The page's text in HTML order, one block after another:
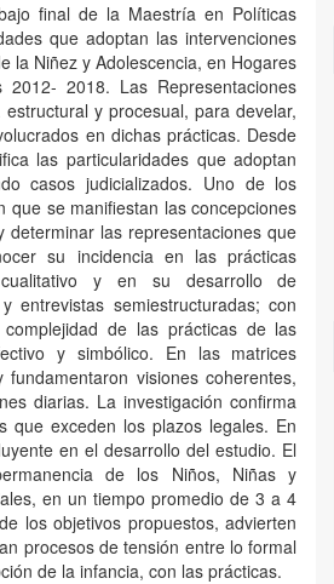
final de la Maestría en Políticas
que adoptan las intervenciones
la Niñez y Adolescencia, en Hogares
2018. Las Representaciones
y procesual, para develar,
en dichas prácticas. Desde
las particularidades que adoptan
casos judicializados. Uno de los
que se manifiestan las concepciones
las representaciones que
su incidencia en las prácticas
y en su desarrollo de
entrevistas semiestructuradas; con
de las prácticas de las
y simbólico. En las matrices
visiones coherentes,
diarias. La investigación confirma
que exceden los plazos legales. En
en el desarrollo del estudio. El
de los Niños, Niñas y
en un tiempo promedio de 3 a 4
los objetivos propuestos, advierten
procesos de tensión entre lo formal
de la infancia, con las prácticas.